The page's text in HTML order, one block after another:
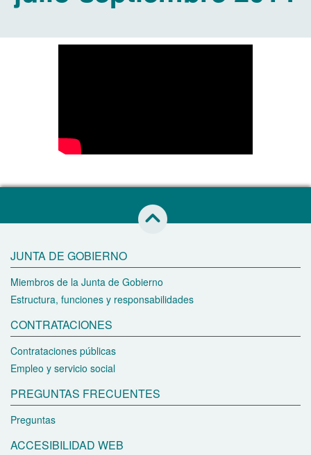
JUNTA DE GOBIERNO
Miembros de la Junta de Gobierno
Estructura, funciones y responsabilidades
CONTRATACIONES
Contrataciones públicas
Empleo y servicio social
PREGUNTAS FRECUENTES
Preguntas
ACCESIBILIDAD WEB